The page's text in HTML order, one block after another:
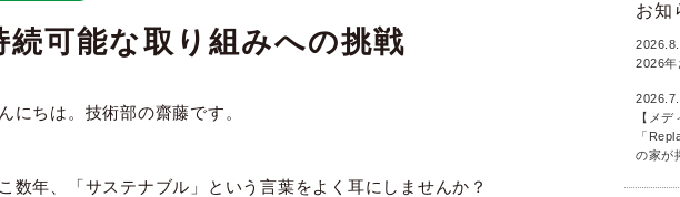
続可能な取り組みへの挑戦
にちは。技術部の齋藤です。
数年、「サステナブル」という言葉をよく耳にしませんか？
お知
2026年
【メ
「
の家が